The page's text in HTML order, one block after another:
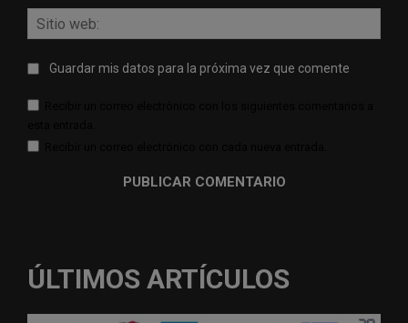
web:
Guardar mis datos para la próxima vez que comente
ÚLTIMOS ARTÍCULOS